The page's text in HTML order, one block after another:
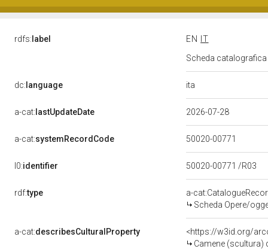
rdfs: label EN
IT
Scheda
dc: language ita
a-cat: lastUpdateDate 2026-07-28
a-cat:systemRecordCode 50020-00771
l0:identifier 50020-00771 /R03
rdf:type
a-
Scheda Opere/
a-cat:describesCulturalProperty
<https://w3id.org/
Camene (scultura)